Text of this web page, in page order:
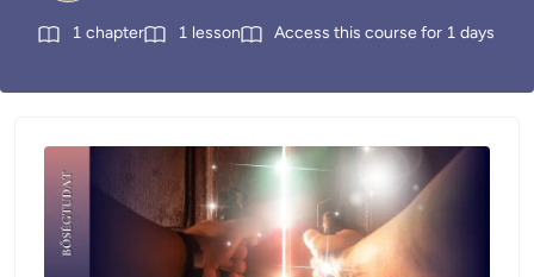
1 chapter 1 lesson Access this course for 1 days